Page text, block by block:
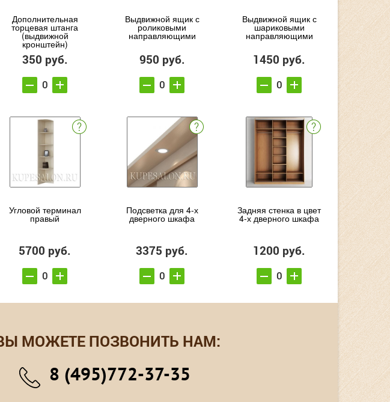
Дополнительная
торцевая штанга
(выдвижной
кронштейн)
350 руб.
Выдвижной ящик с
роликовыми
направляющими
950 руб.
Выдвижной ящик с
шариковыми
направляющими
1450 руб.
Угловой терминал
правый
5700 руб.
Подсветка для 4-х
дверного шкафа
3375 руб.
Задняя стенка в цвет
4-х дверного шкафа
1200 руб.
МОЖЕТЕ ПОЗВОНИТЬ НАМ:
8 (495)772-37-35